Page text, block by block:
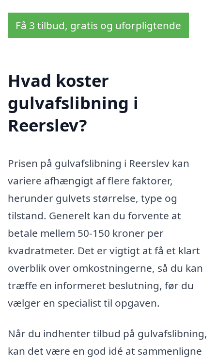
Få 3 tilbud, gratis og uforpligtende
Hvad koster
gulvafslibning i
Reerslev?
Prisen på gulvafslibning i Reerslev kan
variere afhængigt af flere faktorer,
herunder gulvets størrelse, type og
tilstand. Generelt kan du forvente at
betale mellem 50-150 kroner per
kvadratmeter. Det er vigtigt at få et klart
overblik over omkostningerne, så du kan
træffe en informeret beslutning, før du
vælger en specialist til opgaven.
Når du indhenter tilbud på gulvafslibning,
kan det være en god idé at sammenligne